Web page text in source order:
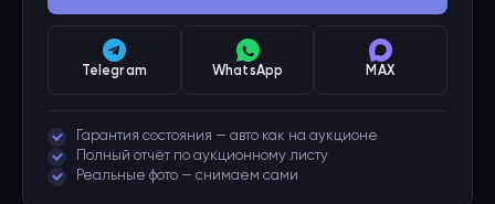
Telegram WhatsApp MAX
Гарантия состояния — авто как на аукционе
Полный отчёт по аукционному листу
Реальные фото — снимаем сами